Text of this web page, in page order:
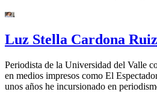
Luz Stella Cardona Ruiz
Periodista de la Universidad del Valle
en medios impresos como El
unos años he incursionado en